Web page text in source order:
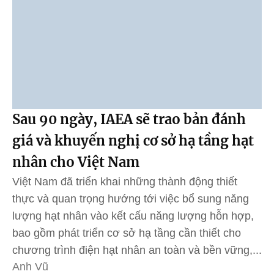
Sau 90 ngày, IAEA sẽ trao bản đánh
giá và khuyến nghị cơ sở hạ tầng hạt
nhân cho Việt Nam
Việt Nam đã triển khai những thành động thiết
thực và quan trọng hướng tới việc bổ sung năng
lượng hạt nhân vào kết cấu năng lượng hỗn hợp,
bao gồm phát triển cơ sở hạ tầng cần thiết cho
chương trình điện hạt nhân an toàn và bền vững,...
Anh Vũ